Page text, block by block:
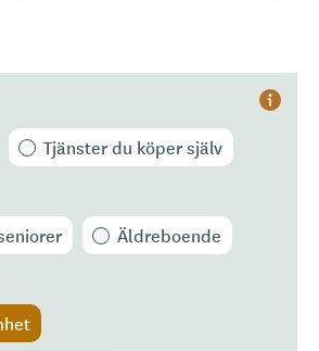
Hjälp
Tjänster du köper själv
Äldreboende